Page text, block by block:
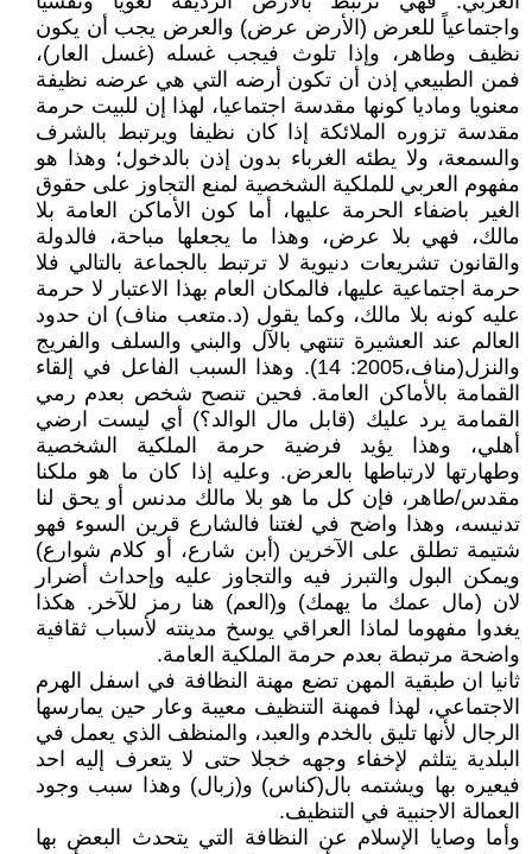
واجتماعياً للعرض (الأرض عرض) والعرض يجب أن يكون
نظيف وطاهر، وإذا تلوث فيجب غسله (غسل العار)،
فمن الطبيعي إذن أن تكون أرضه التي هي عرضه نظيفة
معنويا وماديا كونها مقدسة اجتماعيا، لهذا إن للبيت حرمة
مقدسة تزوره الملائكة إذا كان نظيفا ويرتبط بالشرف
والسمعة، ولا يطئه الغرباء بدون إذن بالدخول؛ وهذا هو
مفهوم العربي للملكية الشخصية لمنع التجاوز على حقوق
الغير باضفاء الحرمة عليها، أما كون الأماكن العامة بلا
مالك، فهي بلا عرض، وهذا ما يجعلها مباحة، فالدولة
والقانون تشريعات دنيوية لا ترتبط بالجماعة بالتالي فلا
حرمة اجتماعية عليها، فالمكان العام بهذا الاعتبار لا حرمة
عليه كونه بلا مالك، وكما يقول (د.متعب مناف) ان حدود
العالم عند العشيرة تنتهي بالآل والبني والسلف والفريج
والنزل(مناف،2005: 14). وهذا السبب الفاعل في إلقاء
القمامة بالأماكن العامة. فحين تنصح شخص بعدم رمي
القمامة يرد عليك (قابل مال الوالد؟) أي ليست ارضي
أهلي، وهذا يؤيد فرضية حرمة الملكية الشخصية
وطهارتها لارتباطها بالعرض. وعليه إذا كان ما هو ملكنا
مقدس/طاهر، فإن كل ما هو بلا مالك مدنس أو يحق لنا
تدنيسه، وهذا واضح في لغتنا فالشارع قرين السوء فهو
شتيمة تطلق على الآخرين (أبن شارع، أو كلام شوارع)
ويمكن البول والتبرز فيه والتجاوز عليه وإحداث أضرار
لان (مال عمك ما يهمك) و(العم) هنا رمز للآخر. هكذا
يغدوا مفهوما لماذا العراقي يوسخ مدينته لأسباب ثقافية
واضحة مرتبطة بعدم حرمة الملكية العامة.
ثانيا ان طبقية المهن تضع مهنة النظافة في اسفل الهرم
الاجتماعي، لهذا فمهنة التنظيف معيبة وعار حين يمارسها
الرجال لأنها تليق بالخدم والعبد، والمنظف الذي يعمل في
البلدية يتلثم لإخفاء وجهه خجلا حتى لا يتعرف إليه احد
فيعيره بها ويشتمه بال(كناس) و(زبال) وهذا سبب وجود
العمالة الاجنبية في التنظيف.
وأما وصايا الإسلام عن النظافة التي يتحدث البعض بها